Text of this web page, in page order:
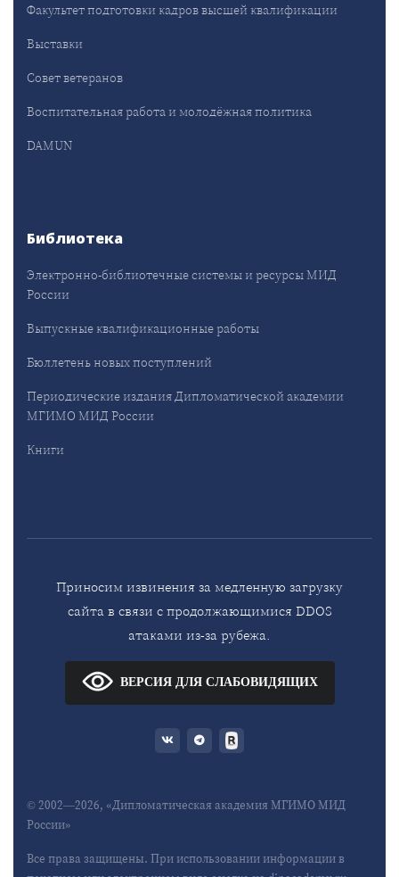
Факультет подготовки кадров высшей квалификации
Выставки
Совет ветеранов
Воспитательная работа и молодёжная политика
DAMUN
Библиотека
Электронно-библиотечные системы и ресурсы МИД
России
Выпускные квалификационные работы
Бюллетень новых поступлений
Периодические издания Дипломатической академии
МГИМО МИД России
Книги
Приносим извинения за медленную загрузку
сайта в связи с продолжающимися DDOS
атаками из-за рубежа.
ВЕРСИЯ ДЛЯ СЛАБОВИДЯЩИХ
© 2002—2026, «Дипломатическая академия МГИМО МИД
России»
Все права защищены. При использовании информации в